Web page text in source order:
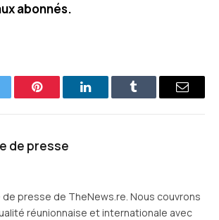
abonnés.
Pinterest LinkedInTumblr
E-
de presse
de presse de TheNews.re. Nous couvrons
réunionnaise et internationale avec